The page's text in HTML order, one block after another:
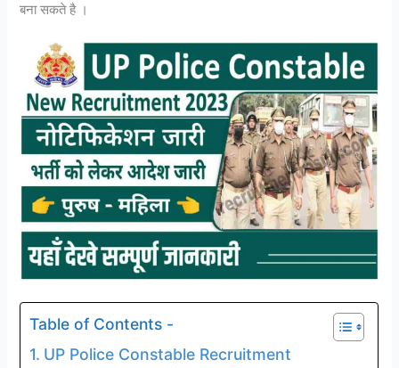
बना सकते है ।
Table of Contents -
UP Police Constable Recruitment